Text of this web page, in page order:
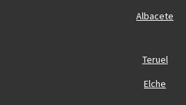
Albacete
Teruel
Elche